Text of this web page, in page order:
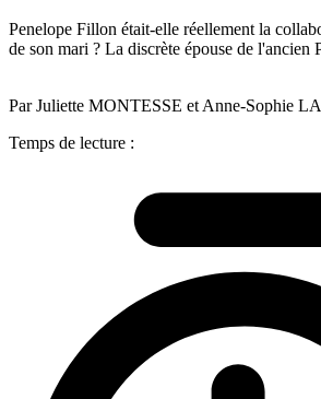
Penelope Fillon était-elle réellement la
de son mari ? La discrète épouse de l'ancien
Par Juliette MONTESSE et Anne-Sophie
Temps de lecture :